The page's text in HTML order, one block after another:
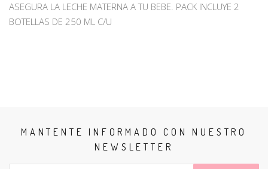
ASEGURA LA LECHE MATERNA A TU BEBE. PACK INCLUYE 2
BOTELLAS DE 250 ML C/U
MANTENTE INFORMADO CON NUESTRO
NEWSLETTER